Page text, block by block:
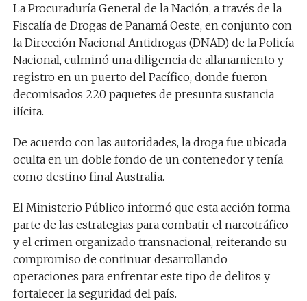
La Procuraduría General de la Nación, a través de la
Fiscalía de Drogas de Panamá Oeste, en conjunto con
la Dirección Nacional Antidrogas (DNAD) de la Policía
Nacional, culminó una diligencia de allanamiento y
registro en un puerto del Pacífico, donde fueron
decomisados 220 paquetes de presunta sustancia
ilícita.
De acuerdo con las autoridades, la droga fue ubicada
oculta en un doble fondo de un contenedor y tenía
como destino final Australia.
El Ministerio Público informó que esta acción forma
parte de las estrategias para combatir el narcotráfico
y el crimen organizado transnacional, reiterando su
compromiso de continuar desarrollando
operaciones para enfrentar este tipo de delitos y
fortalecer la seguridad del país.